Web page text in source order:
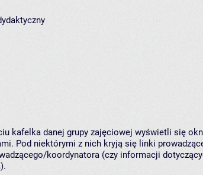
kafelka danej grupy zajęciowej wyświetli się
Pod niektórymi z nich kryją się linki
koordynatora (czy informacji